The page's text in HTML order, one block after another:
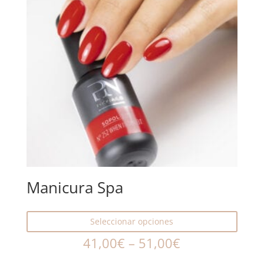
Manicura Spa
Seleccionar opciones
41,00€ – 51,00€